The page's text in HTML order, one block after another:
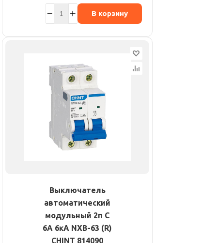
В корзину
Выключатель
автоматический
модульный 2п C
6А 6кА NXB-63 (R)
CHINT 814090